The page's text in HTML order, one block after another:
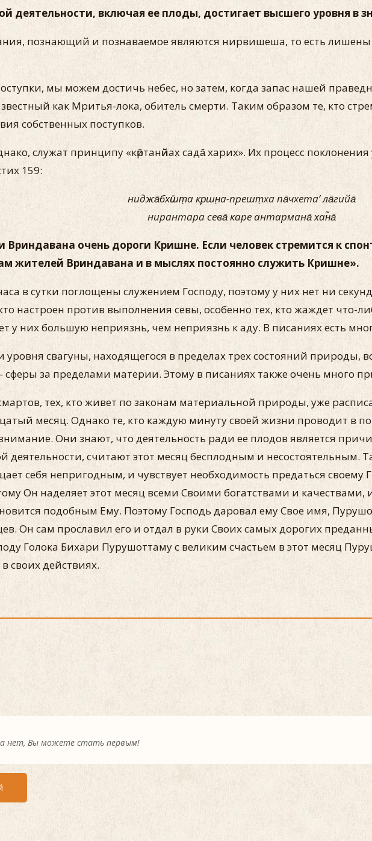
деятельности, включая ее плоды, достигает высшего уровня в
познающий и познаваемое являются нирвишеша, то есть
мы можем достичь небес, но затем, когда запас нашей
как Мритья-лока, обитель смерти. Таким образом те, кто
собственных поступков.
служат принципу «кӣртанӣйах̣ сада̄ харих̣». Их процесс
159:
ниджа̄бхӣшт̣а кр̣шн̣а-прешт̣ха па̄чхета’ ла̄гийа̄
нирантара сева̄ каре антармана̄ хан̃а̄
Вриндавана очень дороги Кришне. Если человек стремится к
жителей Вриндавана и в мыслях постоянно служить Кришне».
в сутки поглощены служением Господу, поэтому у них нет ни
настроен против выполнения севы, особенно тех, кто жаждет что-
у них большую неприязнь, чем неприязнь к аду. В писаниях есть
уровня свагуны, находящегося в пределах трех состояний природы,
за пределами материи. Этому в писаниях также очень много
тех, кто живет по законам материальной природы, уже
месяц. Однако те, кто каждую минуту своей жизни проводит в
Они знают, что деятельность ради ее плодов является
деятельности, считают этот месяц бесплодным и несостоятельным.
себя непригодным, и чувствует необходимость предаться своему
Он наделяет этот месяц всеми Своими богатствами и
подобным Ему. Поэтому Господь даровал ему Свое имя,
Он сам прославил его и отдал в руки Своих самых дорогих
Голока Бихари Пурушоттаму с великим счастьем в этот месяц
своих действиях.
нет, Вы можете стать первым!